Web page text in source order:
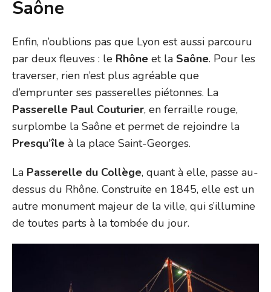
Saône
Enfin, n’oublions pas que Lyon est aussi parcouru
par deux fleuves : le Rhône et la Saône. Pour les
traverser, rien n’est plus agréable que
d’emprunter ses passerelles piétonnes. La
Passerelle Paul Couturier, en ferraille rouge,
surplombe la Saône et permet de rejoindre la
Presqu’île à la place Saint-Georges.
La Passerelle du Collège, quant à elle, passe au-
dessus du Rhône. Construite en 1845, elle est un
autre monument majeur de la ville, qui s’illumine
de toutes parts à la tombée du jour.